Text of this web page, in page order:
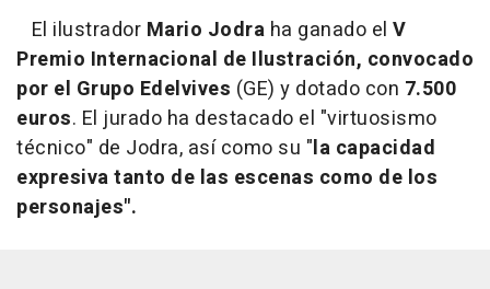
El ilustrador Mario Jodra ha ganado el V
Premio Internacional de Ilustración, convocado
por el Grupo Edelvives (GE) y dotado con 7.500
euros. El jurado ha destacado el "virtuosismo
técnico" de Jodra, así como su "la capacidad
expresiva tanto de las escenas como de los
personajes".